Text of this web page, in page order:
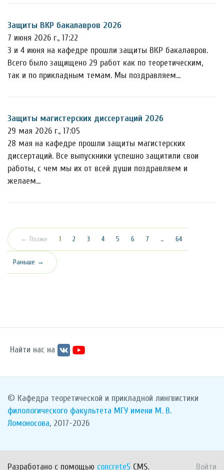
Защиты ВКР бакалавров 2026
7 июня 2026 г., 17:22
3 и 4 июня на кафедре прошли защиты ВКР бакалавров.
Всего было защищено 29 работ как по теоретическим,
так и по прикладным темам. Мы поздравляем…
Защиты магистерских диссертаций 2026
29 мая 2026 г., 17:05
28 мая на кафедре прошли защиты магистерских
диссертаций. Все выпускники успешно защитили свои
работы, с чем мы их от всей души поздравляем и
желаем…
← Позже 1 (текущая)
2 3 4 5 6 7 … 64
Раньше →
Найти нас на
© Кафедра теоретической и прикладной лингвистики
филологического факультета МГУ имени М. В.
Ломоносова, 2017-2026
Разработано с помощью concrete5 CMS. Войти